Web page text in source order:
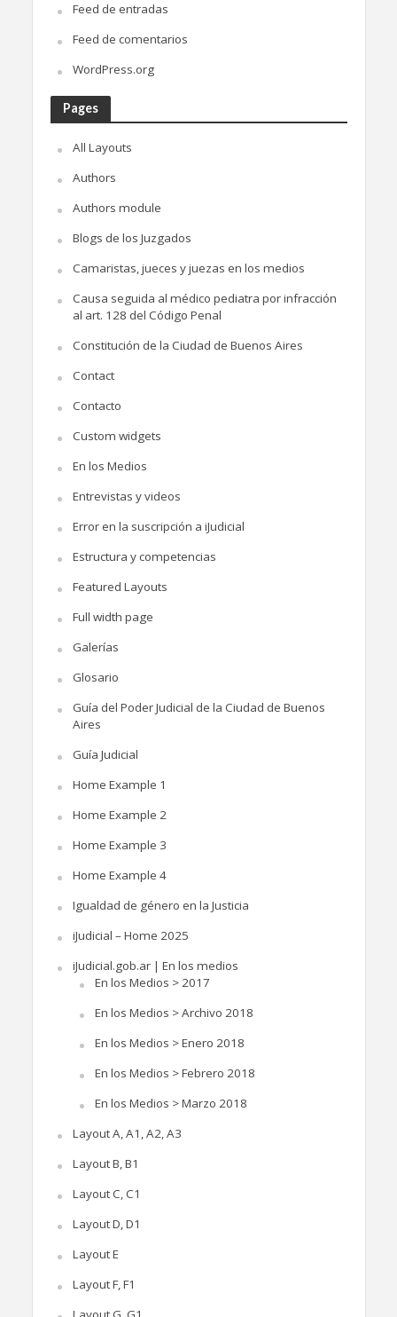
Feed de entradas
Feed de comentarios
WordPress.org
Pages
All Layouts
Authors
Authors module
Blogs de los Juzgados
Camaristas, jueces y juezas en los medios
Causa seguida al médico pediatra por infracción
al art. 128 del Código Penal
Constitución de la Ciudad de Buenos Aires
Contact
Contacto
Custom widgets
En los Medios
Entrevistas y videos
Error en la suscripción a iJudicial
Estructura y competencias
Featured Layouts
Full width page
Galerías
Glosario
Guía del Poder Judicial de la Ciudad de Buenos
Aires
Guía Judicial
Home Example 1
Home Example 2
Home Example 3
Home Example 4
Igualdad de género en la Justicia
iJudicial – Home 2025
iJudicial.gob.ar | En los medios
En los Medios > 2017
En los Medios > Archivo 2018
En los Medios > Enero 2018
En los Medios > Febrero 2018
En los Medios > Marzo 2018
Layout A, A1, A2, A3
Layout B, B1
Layout C, C1
Layout D, D1
Layout E
Layout F, F1